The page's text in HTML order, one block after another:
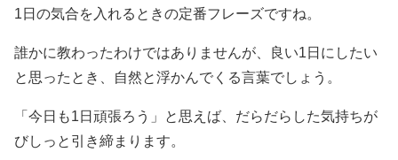
1日の気合を入れるときの定番フレーズですね。
誰かに教わったわけではありませんが、良い1日にしたい
と思ったとき、自然と浮かんでくる言葉でしょう。
「今日も1日頑張ろう」と思えば、だらだらした気持ちが
びしっと引き締まります。